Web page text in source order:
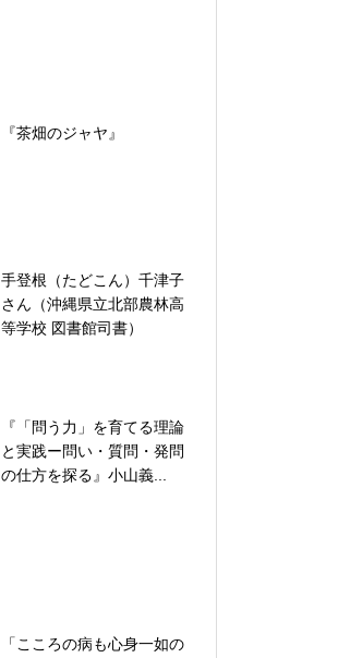
『茶畑のジャヤ』
手登根（たどこん）千津子
さん（沖縄県立北部農林高
等学校 図書館司書）
『「問う力」を育てる理論
と実践ー問い・質問・発問
の仕方を探る』小山義...
「こころの病も心身一如の